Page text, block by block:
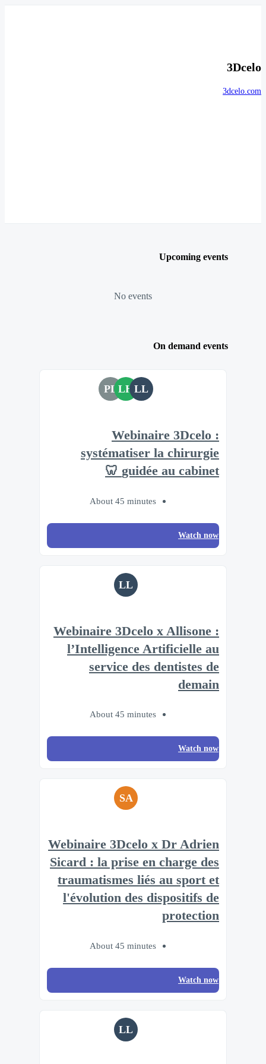
3Dcelo
3dcelo.com
Upcoming events
No events
On demand events
LL
LH
PL
Webinaire 3Dcelo :
systématiser la chirurgie
guidée au cabinet 🦷
About 45 minutes
Watch now
LL
Webinaire 3Dcelo x Allisone :
l’Intelligence Artificielle au
service des dentistes de
demain
About 45 minutes
Watch now
SA
Webinaire 3Dcelo x Dr Adrien
Sicard : la prise en charge des
traumatismes liés au sport et
l'évolution des dispositifs de
protection
About 45 minutes
Watch now
LL